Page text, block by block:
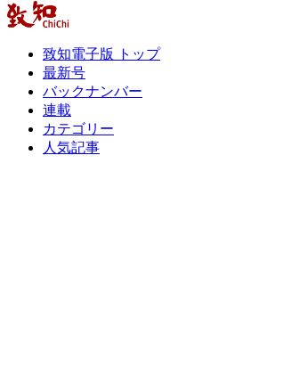
致知電子版 トップ
最新号
バックナンバー
連載
カテゴリー
人気記事